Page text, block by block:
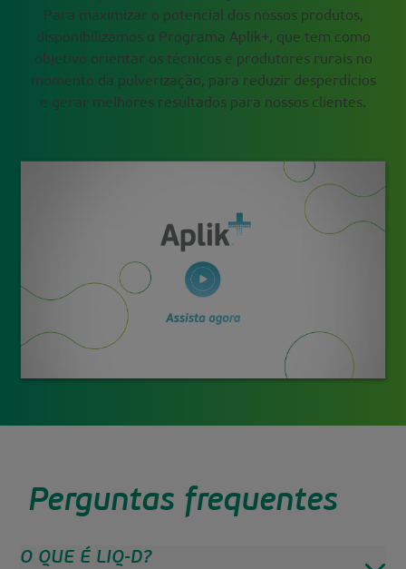
Para maximizar o potencial dos nossos produtos,
disponibilizamos o Programa Aplik+, que tem como
objetivo orientar os técnicos e produtores rurais no
momento da pulverização, para reduzir desperdícios
e gerar melhores resultados para nossos clientes.
Perguntas frequentes
O QUE É LIQ-D?